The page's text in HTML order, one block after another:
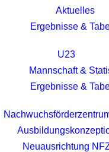
Aktuelles
Ergebnisse &
U23
Mannschaft &
Ergebnisse &
Neuausrichtung